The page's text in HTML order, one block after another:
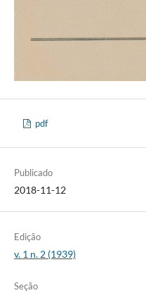
pdf
Publicado
2018-11-12
Edição
v. 1 n. 2 (1939)
Seção